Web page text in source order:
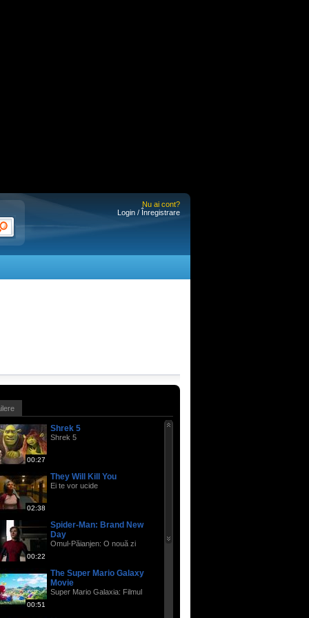
Nu ai cont?
Login / Înregistrare
00:27
Shrek 5
Shrek 5
02:38
They Will Kill You
Ei te vor ucide
00:22
Spider-Man: Brand New
Day
Omul-Păianjen: O nouă zi
00:51
The Super Mario Galaxy
Movie
Super Mario Galaxia: Filmul